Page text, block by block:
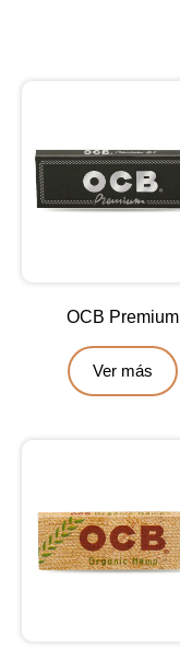
OCB Premium
Ver más